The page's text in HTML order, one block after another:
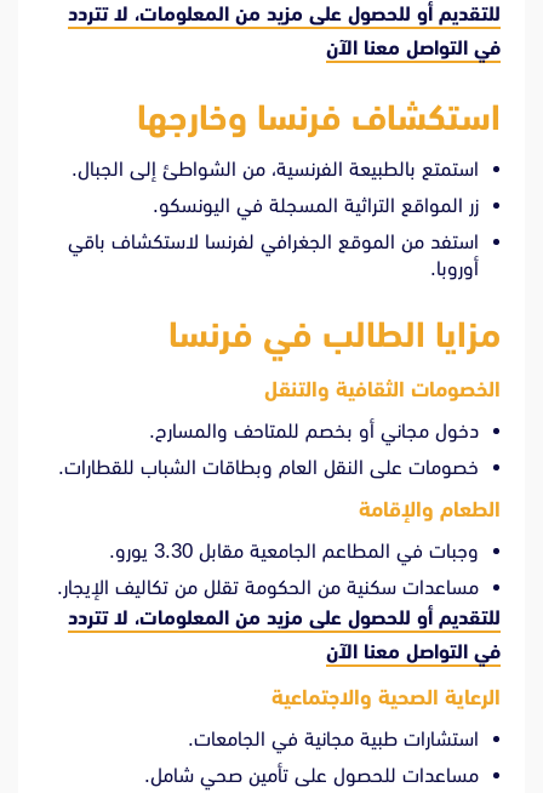
للتقديم أو للحصول على مزيد من المعلومات، لا تتردد
في التواصل معنا الآن
استكشاف فرنسا وخارجها
استمتع بالطبيعة الفرنسية، من الشواطئ إلى الجبال.
زر المواقع التراثية المسجلة في اليونسكو.
استفد من الموقع الجغرافي لفرنسا لاستكشاف باقي
أوروبا.
مزايا الطالب في فرنسا
الخصومات الثقافية والتنقل
دخول مجاني أو بخصم للمتاحف والمسارح.
خصومات على النقل العام وبطاقات الشباب للقطارات.
الطعام والإقامة
وجبات في المطاعم الجامعية مقابل 3.30 يورو.
مساعدات سكنية من الحكومة تقلل من تكاليف الإيجار.
للتقديم أو للحصول على مزيد من المعلومات، لا تتردد
في التواصل معنا الآن
الرعاية الصحية والاجتماعية
استشارات طبية مجانية في الجامعات.
مساعدات للحصول على تأمين صحي شامل.